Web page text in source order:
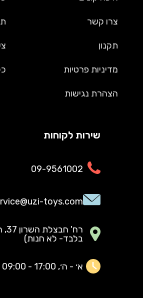
צרו קשר
תקנון
מדיניות פרטיות
הצהרת נגישות
שירות לקוחות
09-9561002
toys.com
בלבד- לא חנות)
א׳ - ה׳, 17:00 - 09:00